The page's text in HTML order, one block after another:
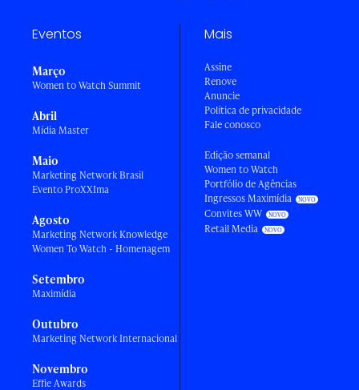
Eventos
Março
Women to Watch Summit
Abril
Mídia Master
Maio
Marketing Network Brasil
Evento ProXXIma
Agosto
Marketing Network Knowledge
Women To Watch - Homenagem
Setembro
Maximídia
Outubro
Marketing Network Internacional
Novembro
Effie Awards
Mais
Assine
Renove
Anuncie
Política de privacidade
Fale conosco
Edição semanal
Women to Watch
Portfólio de Agências
Ingressos Maximídia
Convites WW
Retail Media